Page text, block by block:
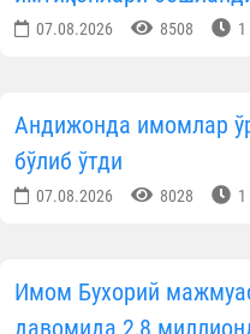
07.08.2026 8508
Андижонда имомлар
бўлиб ўтди
07.08.2026 8028
Имом Бухорий